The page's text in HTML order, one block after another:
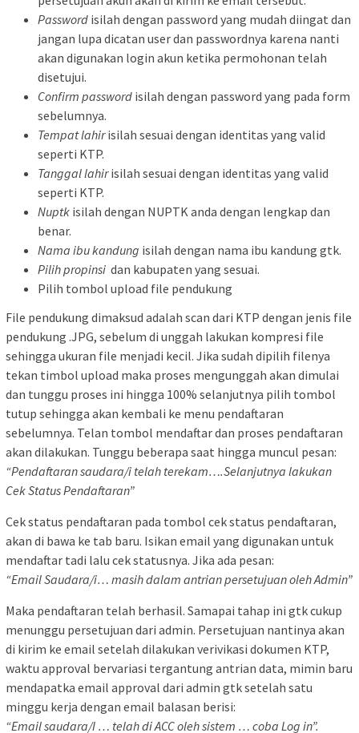
Password isilah dengan password yang mudah diingat dan
jangan lupa dicatan user dan passwordnya karena nanti
akan digunakan login akun ketika permohonan telah
disetujui.
Confirm password isilah dengan password yang pada form
sebelumnya.
Tempat lahirisilah sesuai dengan identitas yang valid
seperti KTP.
Tanggal lahirisilah sesuai dengan identitas yang valid
seperti KTP.
Nuptk isilah dengan NUPTK anda dengan lengkap dan
benar.
Nama ibu kandung isilah dengan nama ibu kandung gtk.
Pilih propinsi dan kabupaten yang sesuai.
Pilih tombol upload file pendukung
File pendukung dimaksud adalah scan dari KTP dengan jenis file
pendukung .JPG, sebelum di unggah lakukan kompresi file
sehingga ukuran file menjadi kecil. Jika sudah dipilih filenya
tekan timbol upload maka proses mengunggah akan dimulai
dan tunggu proses ini hingga 100% selanjutnya pilih tombol
tutup sehingga akan kembali ke menu pendaftaran
sebelumnya. Telan tombol mendaftar dan proses pendaftaran
akan dilakukan. Tunggu beberapa saat hingga muncul pesan:
“Pendaftaran saudara/i telah terekam….Selanjutnya lakukan
Cek Status Pendaftaran”
Cek status pendaftaran pada tombol cek status pendaftaran,
akan di bawa ke tab baru. Isikan email yang digunakan untuk
mendaftar tadi lalu cek statusnya. Jika ada pesan:
“Email Saudara/i… masih dalam antrian persetujuan oleh Admin”
Maka pendaftaran telah berhasil. Samapai tahap ini gtk cukup
menunggu persetujuan dari admin. Persetujuan nantinya akan
di kirim ke email setelah dilakukan verivikasi dokumen KTP,
waktu approval bervariasi tergantung antrian data, mimin baru
mendapatka email approval dari admin gtk setelah satu
minggu kerja dengan email balasan berisi:
“Email saudara/I … telah di ACC oleh sistem … coba Log in”.